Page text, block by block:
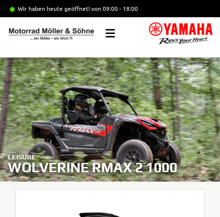
Wir haben heute geöffnet!von 09:00 - 18:00
LEISURE
WOLVERINE RMAX 2 1000